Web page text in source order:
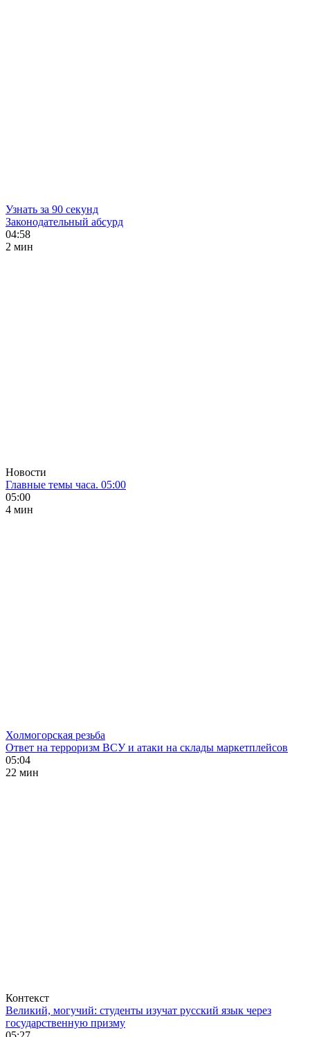
Узнать за 90 секунд
Законодательный абсурд
04:58
2 мин
Новости
Главные темы часа. 05:00
05:00
4 мин
Холмогорская резьба
Ответ на терроризм ВСУ и атаки на склады маркетплейсов
05:04
22 мин
Контекст
Великий, могучий: студенты изучат русский язык через
государственную призму